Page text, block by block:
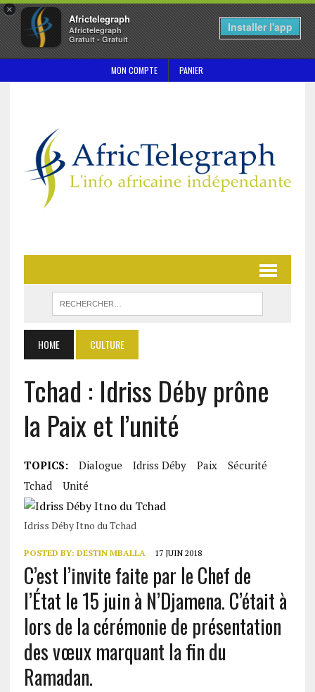
×
Africtelegraph
Africtelegraph
Gratuit - Gratuit
Installer l'app
MON COMPTE PANIER
HOME CULTURE
Tchad : Idriss Déby prône
la Paix et l’unité
TOPICS: Dialogue Idriss Déby Paix
Sécurité
Tchad
Unité
Idriss Déby Itno du Tchad
POSTED BY: DESTIN MBALLA 17 JUIN 2018
C’est l’invite faite par le Chef de
l’État le 15 juin à N’Djamena. C’était à
lors de la cérémonie de présentation
des vœux marquant la fin du
Ramadan.